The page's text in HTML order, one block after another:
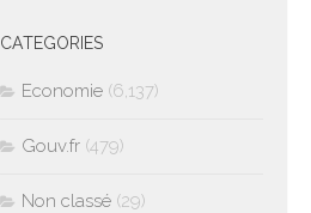
CATEGORIES
Economie (6,137)
Gouv.fr (479)
Non classé (29)